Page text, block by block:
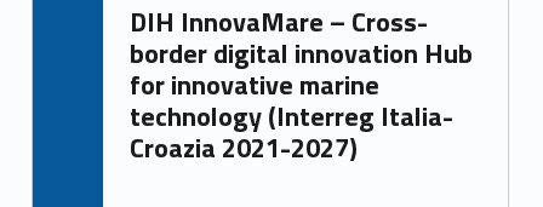
DIH InnovaMare – Cross-
border digital innovation Hub
for innovative marine
technology (Interreg Italia-
Croazia 2021-2027)